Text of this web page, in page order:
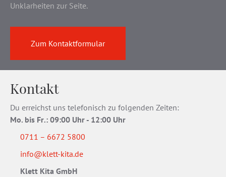
Unklarheiten zur Seite.
Zum Kontaktformular
Kontakt
Du erreichst uns telefonisch zu folgenden Zeiten:
Mo. bis Fr.: 09:00 Uhr - 12:00 Uhr
0711 – 6672 5800
info@klett-kita.de
Klett Kita GmbH